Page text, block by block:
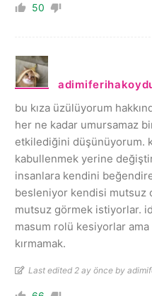
50
bu kıza üzülüyorum
her ne kadar umursamaz
etkilediğini düşünüyorum.
kabullenmek yerine
insanlara kendini
besleniyor kendisi mutsuz
mutsuz görmek istiyorlar.
masum rolü kesiyorlar
kırmamak.
Last edited 2 ay önce by